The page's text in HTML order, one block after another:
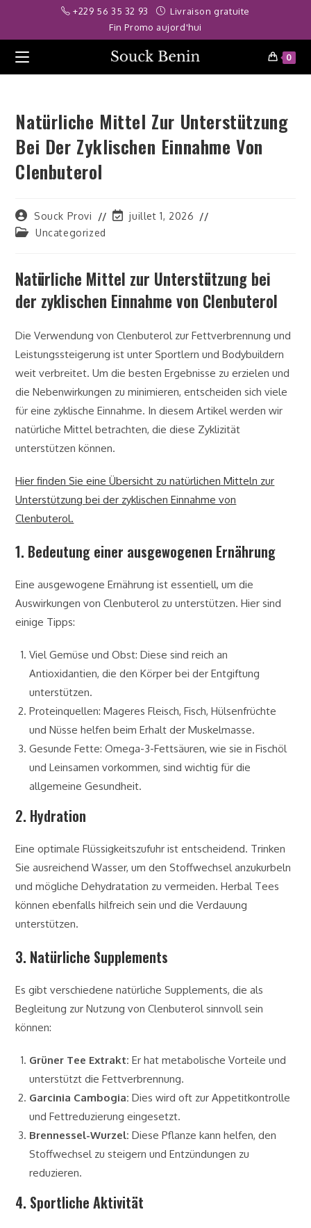
jojobetkingroyaldeneme bonusumeritkingjojobet
content
+229 56 35 32 93
Livraison gratuite
Fin Promo aujord'hui
0
Natürliche Mittel Zur Unterstützung
Bei Der Zyklischen Einnahme Von
Clenbuterol
Auteur/autrice
de
Souck Provi
Dernière
juillet 1, 2026
PostUncategorized
Natürliche Mittel zur Unterstützung bei
der zyklischen Einnahme von Clenbuterol
Die Verwendung von Clenbuterol zur Fettverbrennung und
Leistungssteigerung ist unter Sportlern und Bodybuildern
weit verbreitet. Um die besten Ergebnisse zu erzielen und
die Nebenwirkungen zu minimieren, entscheiden sich viele
für eine zyklische Einnahme. In diesem Artikel werden wir
natürliche Mittel betrachten, die diese Zyklizität
unterstützen können.
Hier finden Sie eine Übersicht zu natürlichen Mitteln zur
Unterstützung bei der zyklischen Einnahme von
Clenbuterol.
1. Bedeutung einer ausgewogenen Ernährung
Eine ausgewogene Ernährung ist essentiell, um die
Auswirkungen von Clenbuterol zu unterstützen. Hier sind
einige Tipps:
Viel Gemüse und Obst: Diese sind reich an
Antioxidantien, die den Körper bei der Entgiftung
unterstützen.
Proteinquellen: Mageres Fleisch, Fisch, Hülsenfrüchte
und Nüsse helfen beim Erhalt der Muskelmasse.
Gesunde Fette: Omega-3-Fettsäuren, wie sie in Fischöl
und Leinsamen vorkommen, sind wichtig für die
allgemeine Gesundheit.
2. Hydration
Eine optimale Flüssigkeitszufuhr ist entscheidend. Trinken
Sie ausreichend Wasser, um den Stoffwechsel anzukurbeln
und mögliche Dehydratation zu vermeiden. Herbal Tees
können ebenfalls hilfreich sein und die Verdauung
unterstützen.
3. Natürliche Supplements
Es gibt verschiedene natürliche Supplements, die als
Begleitung zur Nutzung von Clenbuterol sinnvoll sein
können:
Grüner Tee Extrakt: Er hat metabolische Vorteile und
unterstützt die Fettverbrennung.
Garcinia Cambogia: Dies wird oft zur Appetitkontrolle
und Fettreduzierung eingesetzt.
Brennessel-Wurzel: Diese Pflanze kann helfen, den
Stoffwechsel zu steigern und Entzündungen zu
reduzieren.
4. Sportliche Aktivität